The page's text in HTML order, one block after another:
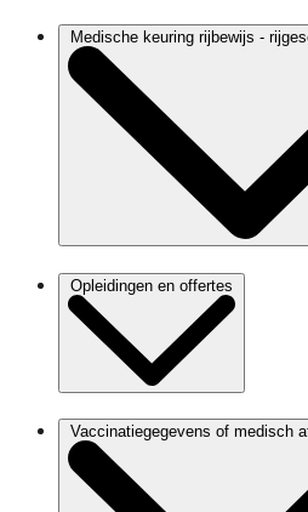
Medische keuring rijbewijs -
Opleidingen en offertes
Vaccinatiegegevens of medisch